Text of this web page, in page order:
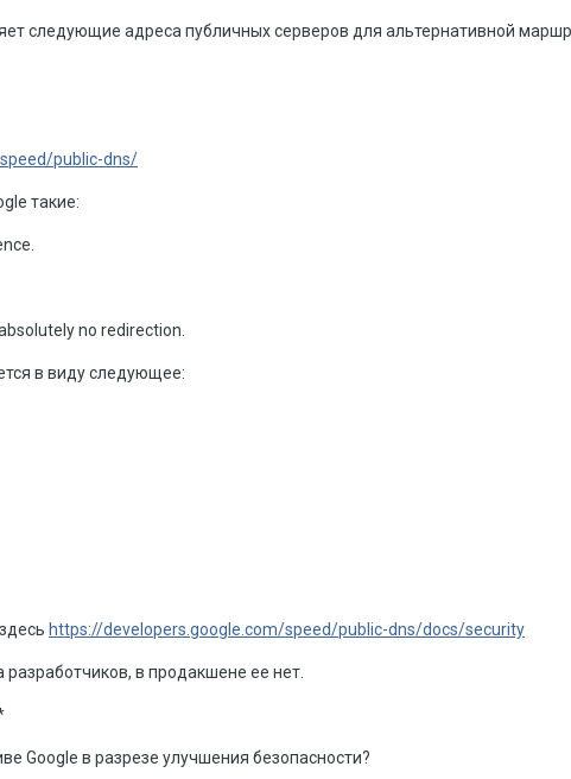
следующие адреса публичных серверов для альтернативной
public-dns/
такие:
no redirection.
в виду следующее:
https://developers.google.com/speed/public-dns/docs/security
разработчиков, в продакшене ее нет.
Google в разрезе улучшения безопасности?